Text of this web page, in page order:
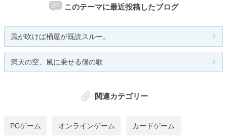
このテーマに最近投稿したブログ
風が吹けば桶屋が既読スルー。
満天の空、風に乗せる僕の歌
関連カテゴリー
PCゲーム オンラインゲーム カードゲーム